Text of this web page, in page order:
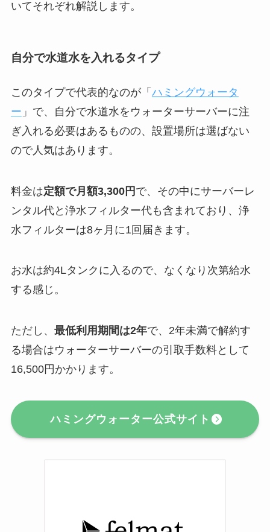
いてそれぞれ解説します。
自分で水道水を入れるタイプ
このタイプで代表的なのが「 ハミングウォータ
ー 」で、自分で水道水をウォーターサーバーに注
ぎ入れる必要はあるものの、設置場所は選ばない
ので人気はあります。
料金は定額で月額3,300円 で、その中にサーバーレ
ンタル代と浄水フィルター代も含まれており、浄
水フィルターは8ヶ月に1回届きます。
お水は約4Lタンクに入るので、なくなり次第給水
する感じ。
ただし、 最低利用期間は2年で、2年未満で解約す
る場合はウォーターサーバーの引取手数料として
16,500円かかります。
ハミングウォーター公式サイト